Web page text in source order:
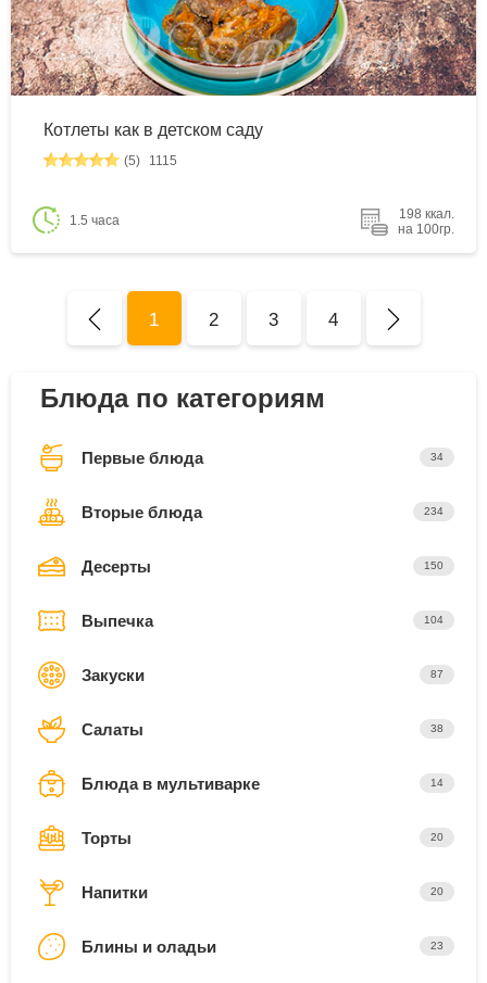
Котлеты как в детском саду
(5) 1115
1.5 часа
198 ккал.
на 100гр.
1 2 3 4
Блюда по категориям
Первые блюда 34
Вторые блюда 234
Десерты 150
Выпечка 104
Закуски 87
Салаты 38
Блюда в мультиварке 14
Торты 20
Напитки 20
Блины и оладьи 23